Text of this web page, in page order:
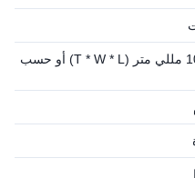
7*60*105 مللي متر (T * W * L) أو حسب